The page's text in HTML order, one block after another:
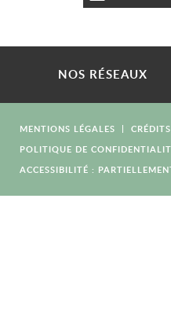
NOS RÉSEAUX
MENTIONS LÉGALES
CRÉDITS
POLITIQUE DE
ACCESSIBILITÉ :